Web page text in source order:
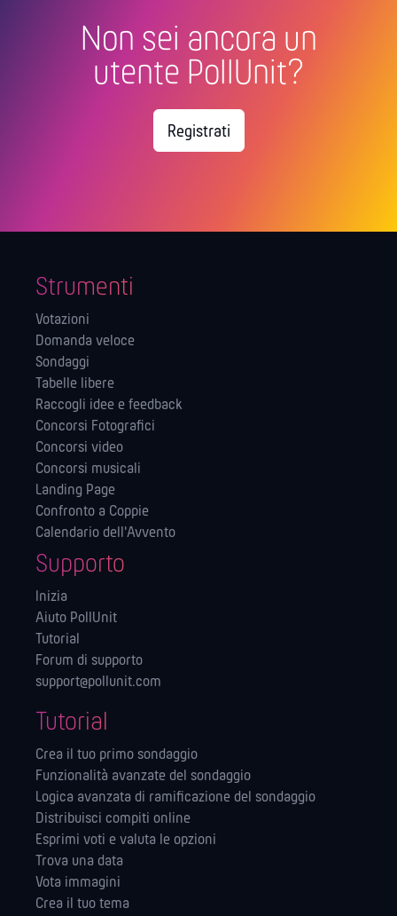
Non sei ancora un
utente PollUnit?
Registrati
Strumenti
Votazioni
Domanda veloce
Sondaggi
Tabelle libere
Raccogli idee e feedback
Concorsi Fotografici
Concorsi video
Concorsi musicali
Landing Page
Confronto a Coppie
Calendario dell'Avvento
Supporto
Inizia
Aiuto PollUnit
Tutorial
Forum di supporto
support@pollunit.com
Tutorial
Crea il tuo primo sondaggio
Funzionalità avanzate del sondaggio
Logica avanzata di ramificazione del sondaggio
Distribuisci compiti online
Esprimi voti e valuta le opzioni
Trova una data
Vota immagini
Crea il tuo tema